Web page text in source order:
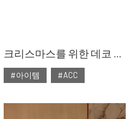
크리스마스를 위한 데코 아이템 작지만 큰 존재감
#아이템
#ACC
#오브제